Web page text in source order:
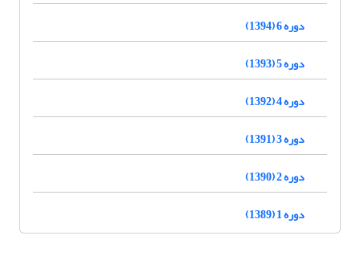
دوره 6 (1394)
دوره 5 (1393)
دوره 4 (1392)
دوره 3 (1391)
دوره 2 (1390)
دوره 1 (1389)